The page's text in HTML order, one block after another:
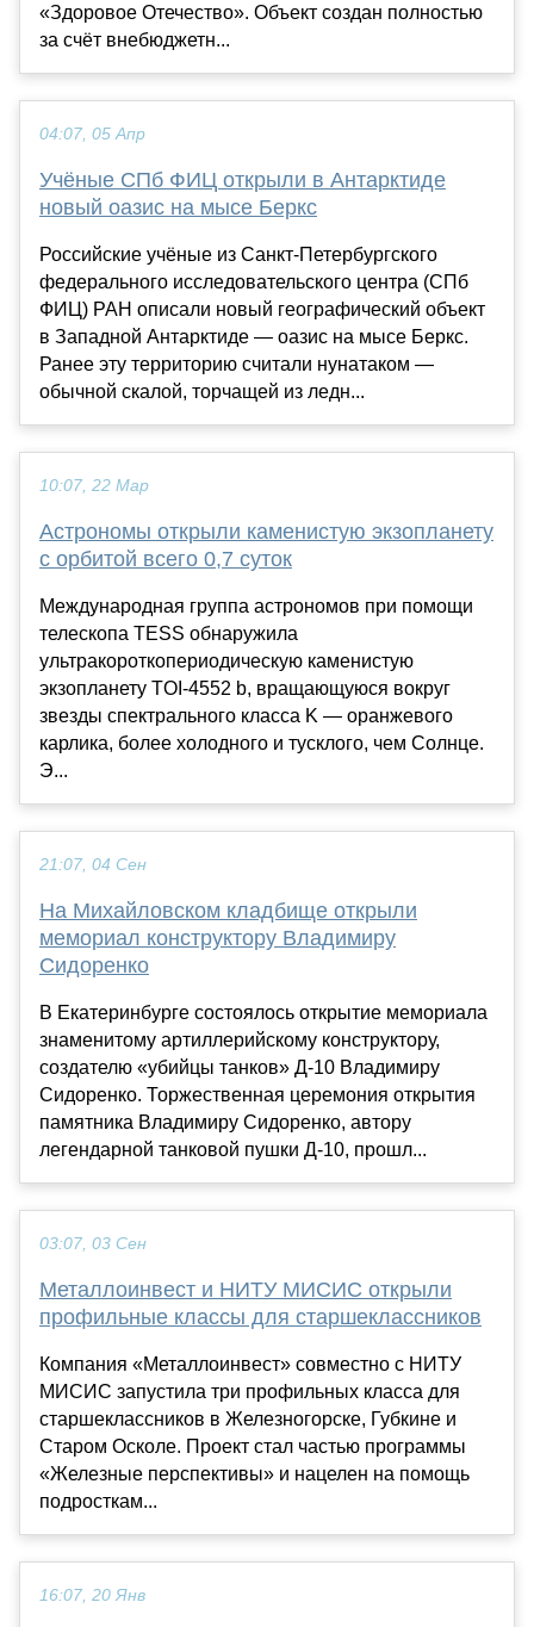
«Здоровое Отечество». Объект создан полностью
за счёт внебюджетн...
04:07, 05 Апр
Учёные СПб ФИЦ открыли в Антарктиде
новый оазис на мысе Беркс
Российские учёные из Санкт-Петербургского
федерального исследовательского центра (СПб
ФИЦ) РАН описали новый географический объект
в Западной Антарктиде — оазис на мысе Беркс.
Ранее эту территорию считали нунатаком —
обычной скалой, торчащей из ледн...
10:07, 22 Мар
Астрономы открыли каменистую экзопланету
с орбитой всего 0,7 суток
Международная группа астрономов при помощи
телескопа TESS обнаружила
ультракороткопериодическую каменистую
экзопланету TOI-4552 b, вращающуюся вокруг
звезды спектрального класса K — оранжевого
карлика, более холодного и тусклого, чем Солнце.
Э...
21:07, 04 Сен
На Михайловском кладбище открыли
мемориал конструктору Владимиру
Сидоренко
В Екатеринбурге состоялось открытие мемориала
знаменитому артиллерийскому конструктору,
создателю «убийцы танков» Д-10 Владимиру
Сидоренко. Торжественная церемония открытия
памятника Владимиру Сидоренко, автору
легендарной танковой пушки Д-10, прошл...
03:07, 03 Сен
Металлоинвест и НИТУ МИСИС открыли
профильные классы для старшеклассников
Компания «Металлоинвест» совместно с НИТУ
МИСИС запустила три профильных класса для
старшеклассников в Железногорске, Губкине и
Старом Осколе. Проект стал частью программы
«Железные перспективы» и нацелен на помощь
подросткам...
16:07, 20 Янв